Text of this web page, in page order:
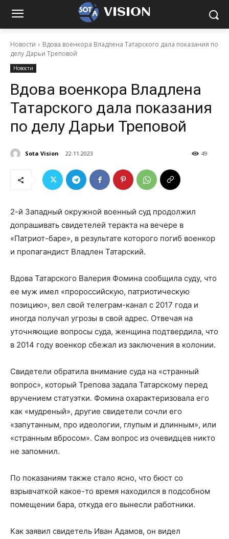
VISION
Новости
Вдова военкора Владлена Татарского дала показания по
делу Дарьи Треповой
Новости
Вдова военкора Владлена
Татарского дала показания
по делу Дарьи Треповой
Sota Vision 22.11.2023 49
2-й Западный окружной военный суд продолжил
допрашивать свидетелей теракта на вечере в
«Патриот-баре», в результате которого погиб военкор
и пропагандист Владлен Татарский.
Вдова Татарского Валерия Фомина сообщила суду, что
ее муж имел «пророссийскую, патриотическую
позицию», вел свой телеграм-канал с 2017 года и
иногда получал угрозы в свой адрес. Отвечая на
уточняющие вопросы суда, женщина подтвердила, что
в 2014 году военкор сбежал из заключения в колонии.
Свидетели обратила внимание суда на «странный
вопрос», который Трепова задала Татарскому перед
вручением статуэтки. Фомина охарактеризовала его
как «мудреный», другие свидетели сочли его
«запутанным, про идеологии, глупым и длинным», или
«странным вбросом». Сам вопрос из очевидцев никто
не запомнил.
По показаниям также стало ясно, что бюст со
взрывчаткой какое-то время находился в подсобном
помещении бара, откуда его вынесли работники.
Как заявил свидетель Иван Адамов, он видел